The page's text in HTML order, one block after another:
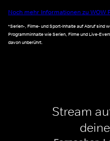
Noch mehr Informationen zu WOW
*Serien-, Filme- und Sport-Inhalte auf Abruf sind
Programminhalte wie Serien, Filme und Live-
davon unberührt.
Stream